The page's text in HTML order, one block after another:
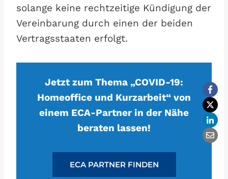
solange keine rechtzeitige Kündigung der
Vereinbarung durch einen der beiden
Vertragsstaaten erfolgt.
Jetzt zum Thema „COVID-19:
Homeoffice und Kurzarbeit“ von
einem ECA-Partner in der Nähe
beraten lassen!
ECA PARTNER FINDEN